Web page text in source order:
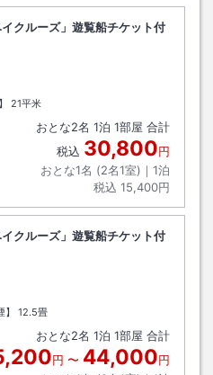
クルーズ」遊覧船チケット付
21平米
おとな2名 1泊 1部屋 合計
税込 30,800円
おとな1名 (2名1室)｜ 1泊
税込 15,400円
クルーズ」遊覧船チケット付
12.5畳
おとな2名 1泊 1部屋 合計
円 〜 44,000円